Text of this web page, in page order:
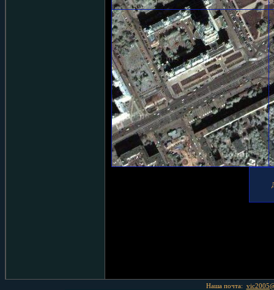
Наша почта: